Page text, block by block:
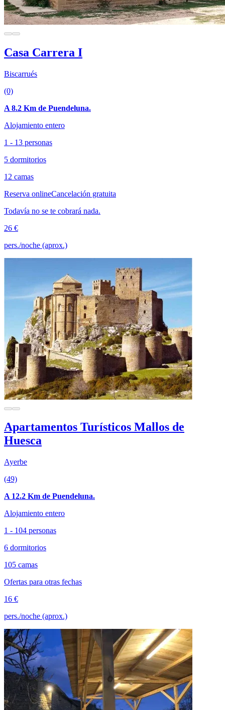
Casa Carrera I
Biscarrués
(0)
A 8.2 Km de Puendeluna.
Alojamiento entero
1 - 13 personas
5 dormitorios
12 camas
Reserva onlineCancelación gratuita
Todavía no se te cobrará nada.
26 €
pers./noche (aprox.)
Apartamentos Turísticos Mallos de
Huesca
Ayerbe
(49)
A 12.2 Km de Puendeluna.
Alojamiento entero
1 - 104 personas
6 dormitorios
105 camas
Ofertas para otras fechas
16 €
pers./noche (aprox.)